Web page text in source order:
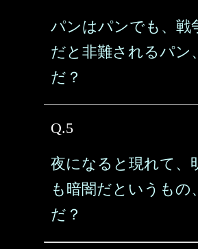
パンはパンでも、戦
だと非難されるパン
だ？
Q.5
夜になると現れて、
も暗闇だというもの
だ？